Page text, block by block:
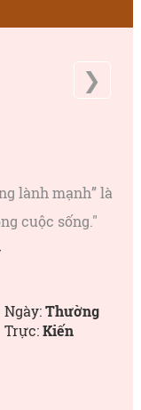
❯
lành mạnh” là
cuộc sống."
Ngày:Thường
Trực:Kiến